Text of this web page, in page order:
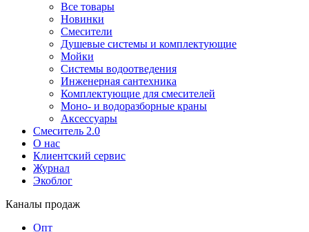
Все товары
Новинки
Смесители
Душевые системы и комплектующие
Мойки
Системы водоотведения
Инженерная сантехника
Комплектующие для смесителей
Моно- и водоразборные краны
Аксессуары
Смеситель 2.0
О нас
Клиентский сервис
Журнал
Экоблог
Каналы продаж
Опт